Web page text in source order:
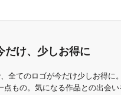
だけ、少しお得に
全てのロゴが今だけ少しお得に。
点もの。気になる作品との出会い